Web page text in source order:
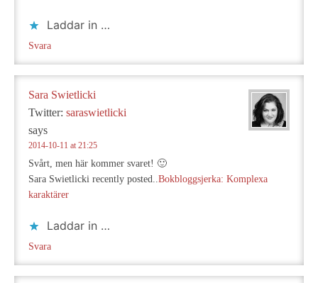
Laddar in …
Svara
Sara Swietlicki
Twitter: saraswietlicki
says
2014-10-11 at 21:25
Svårt, men här kommer svaret! 🙂
Sara Swietlicki recently posted..Bokbloggsjerka: Komplexa
karaktärer
Laddar in …
Svara